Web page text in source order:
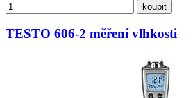
koupit
TESTO 606-2 měření vlhkosti